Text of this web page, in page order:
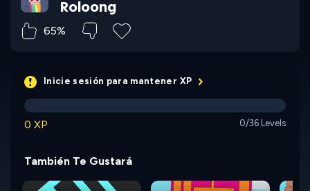
Roloong
65%
Inicie sesión para mantener XP
0 XP 0/36 Levels
También Te Gustará